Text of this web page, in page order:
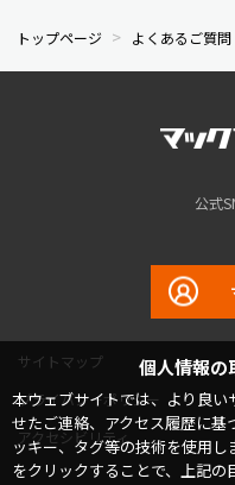
個人情報の
本ウェブサイトでは、より良
せたご連絡、アクセス履歴に基
ッキー、タグ等の技術を使用
をクリックすることで、上記
トップページ よくあるご質問
公式
サイトマップ
プライバシーポリシー
アクセシビリティ